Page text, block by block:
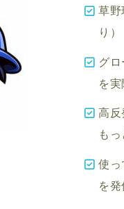
草野
り）
グロ
を
高反
も
使っ
を発